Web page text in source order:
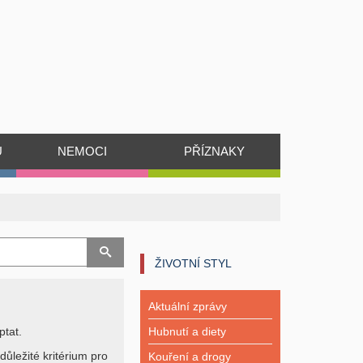
NEMOCI PŘÍZNAKY
kritérium pro
ŽIVOTNÍ STYL
Aktuální zprávy
Hubnutí a diety
Kouření a drogy